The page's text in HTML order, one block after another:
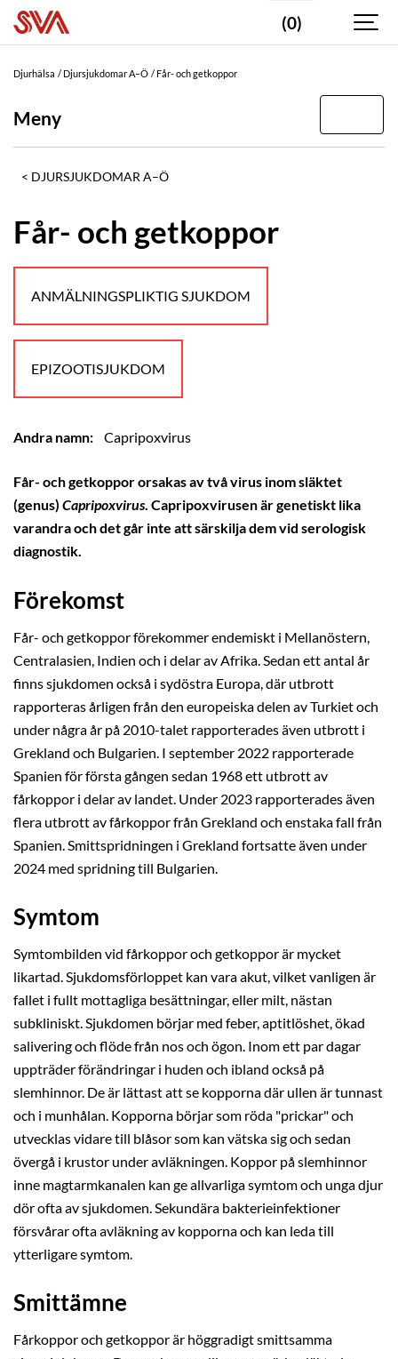
(0)
Djurhälsa Djursjukdomar A–Ö Får- och getkoppor
Meny
DJURSJUKDOMAR A–Ö
Får- och getkoppor
ANMÄLNINGSPLIKTIG SJUKDOM
EPIZOOTISJUKDOM
Andra namn: Capripoxvirus
Får- och getkoppor orsakas av två virus inom släktet
(genus) Capripoxvirus. Capripoxvirusen är genetiskt lika
varandra och det går inte att särskilja dem vid serologisk
diagnostik.
Förekomst
Får- och getkoppor förekommer endemiskt i Mellanöstern,
Centralasien, Indien och i delar av Afrika. Sedan ett antal år
finns sjukdomen också i sydöstra Europa, där utbrott
rapporteras årligen från den europeiska delen av Turkiet och
under några år på 2010-talet rapporterades även utbrott i
Grekland och Bulgarien. I september 2022 rapporterade
Spanien för första gången sedan 1968 ett utbrott av
fårkoppor i delar av landet. Under 2023 rapporterades även
flera utbrott av fårkoppor från Grekland och enstaka fall från
Spanien. Smittspridningen i Grekland fortsatte även under
2024 med spridning till Bulgarien.
Symtom
Symtombilden vid fårkoppor och getkoppor är mycket
likartad. Sjukdomsförloppet kan vara akut, vilket vanligen är
fallet i fullt mottagliga besättningar, eller milt, nästan
subkliniskt. Sjukdomen börjar med feber, aptitlöshet, ökad
salivering och flöde från nos och ögon. Inom ett par dagar
uppträder förändringar i huden och ibland också på
slemhinnor. De är lättast att se kopporna där ullen är tunnast
och i munhålan. Kopporna börjar som röda "prickar" och
utvecklas vidare till blåsor som kan vätska sig och sedan
övergå i krustor under avläkningen. Koppor på slemhinnor
inne magtarmkanalen kan ge allvarliga symtom och unga djur
dör ofta av sjukdomen. Sekundära bakterieinfektioner
försvårar ofta avläkning av kopporna och kan leda till
ytterligare symtom.
Smittämne
Fårkoppor och getkoppor är höggradigt smittsamma